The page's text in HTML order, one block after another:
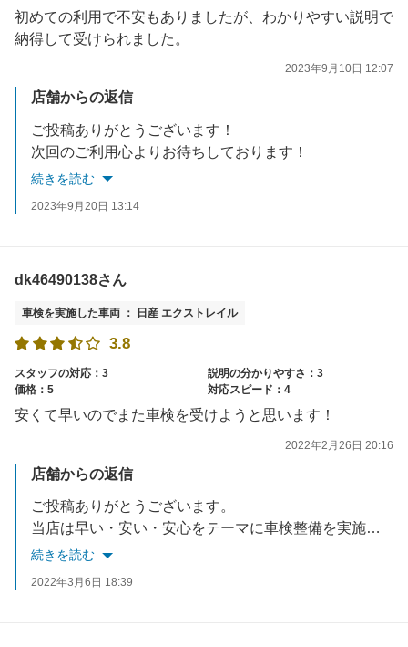
初めての利用で不安もありましたが、わかりやすい説明で
納得して受けられました。
2023年9月10日 12:07
店舗からの返信
ご投稿ありがとうございます！
次回のご利用心よりお待ちしております！
続きを読む
2023年9月20日 13:14
dk46490138さん
車検を実施した車両 ： 日産 エクストレイル
3.8
スタッフの対応：3
説明の分かりやすさ：3
価格：5
対応スピード：4
安くて早いのでまた車検を受けようと思います！
2022年2月26日 20:16
店舗からの返信
ご投稿ありがとうございます。
当店は早い・安い・安心をテーマに車検整備を実施しております。
次回もお客様に満足して頂けるよう努力させて頂きますので是非今後ともよろしくお願い致します！
続きを読む
2022年3月6日 18:39